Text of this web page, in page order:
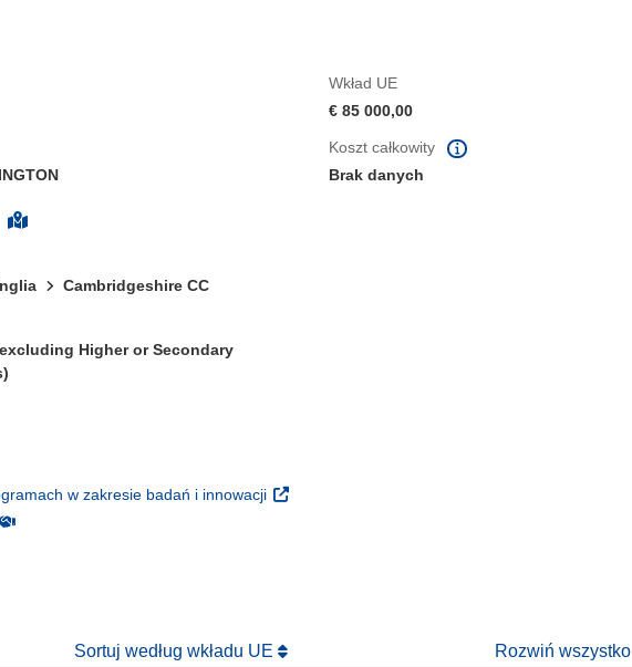
Wkład UE
€ 85 000,00
Cambridgeshire CC
Higher or Secondary
otworzy się w nowym oknie)
otworzy się w nowym oknie)
w zakresie badań i innowacji (odnośnik otworzy się w nowym oknie)
otworzy się w nowym oknie)
Koszt całkowity
Brak danych
Sortuj według wkładu UE Rozwiń wszystko